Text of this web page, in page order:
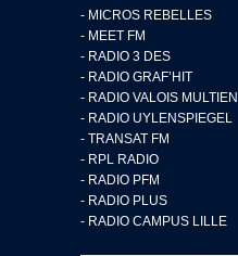
- MICROS REBELLES
- MEET FM
- RADIO 3 DES
- RADIO GRAF’HIT
- RADIO VALOIS MULTIEN
- RADIO UYLENSPIEGEL
- TRANSAT FM
- RPL RADIO
- RADIO PFM
- RADIO PLUS
- RADIO CAMPUS LILLE